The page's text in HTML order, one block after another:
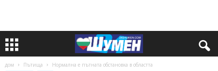
дом Пътища Нормална е пътната обстановка в областта